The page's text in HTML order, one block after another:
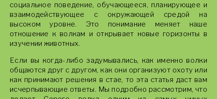
социальное поведение, обучающееся, планирующее и
взаимодействующее с окружающей средой на
высоком уровне. Это понимание меняет наше
отношение к волкам и открывает новые горизонты в
изучении животных.
Если вы когда-либо задумывались, как именно волки
общаются друг с другом, как они организуют охоту или
как принимают решения в стае, то эта статья даст вам
исчерпывающие ответы. Мы подробно рассмотрим, что